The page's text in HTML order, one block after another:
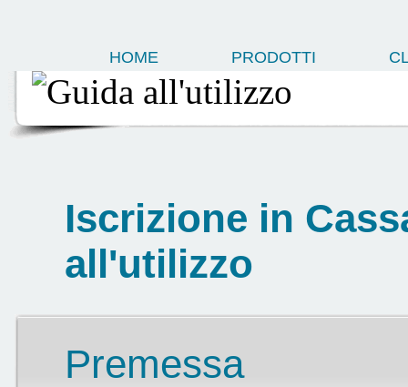
HOME PRODOTTI
Iscrizione in
all'utilizzo
Premessa